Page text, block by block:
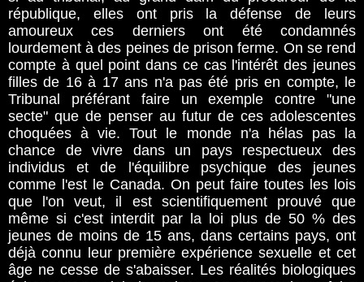
république, elles ont pris la défense de leurs
amoureux ces derniers ont été condamnés
lourdement à des peines de prison ferme. On se rend
compte à quel point dans ce cas l'intérêt des jeunes
filles de 16 à 17 ans n'a pas été pris en compte, le
Tribunal préférant faire un exemple contre "une
secte" que de penser au futur de ces adolescentes
choquées à vie. Tout le monde n'a hélas pas la
chance de vivre dans un pays respectueux des
individus et de l'équilibre psychique des jeunes
comme l'est le Canada. On peut faire toutes les lois
que l'on veut, il est scientifiquement prouvé que
même si c'est interdit par la loi plus de 50 % des
jeunes de moins de 15 ans, dans certains pays, ont
déjà connu leur première expérience sexuelle et cet
âge ne cesse de s'abaisser. Les réalités biologiques